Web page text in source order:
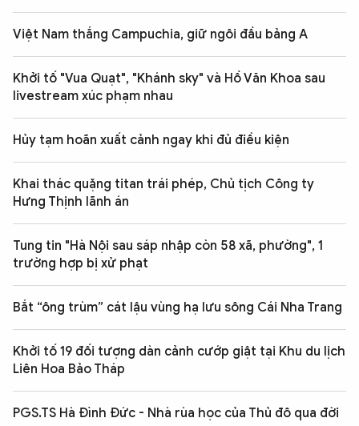
Việt Nam thắng Campuchia, giữ ngôi đầu bảng A
Khởi tố "Vua Quạt", "Khánh sky" và Hồ Văn Khoa sau
livestream xúc phạm nhau
Hủy tạm hoãn xuất cảnh ngay khi đủ điều kiện
Khai thác quặng titan trái phép, Chủ tịch Công ty
Hưng Thịnh lãnh án
Tung tin "Hà Nội sau sáp nhập còn 58 xã, phường", 1
trường hợp bị xử phạt
Bắt “ông trùm” cát lậu vùng hạ lưu sông Cái Nha Trang
Khởi tố 19 đối tượng dàn cảnh cướp giật tại Khu du lịch
Liên Hoa Bảo Tháp
PGS.TS Hà Đình Đức - Nhà rùa học của Thủ đô qua đời